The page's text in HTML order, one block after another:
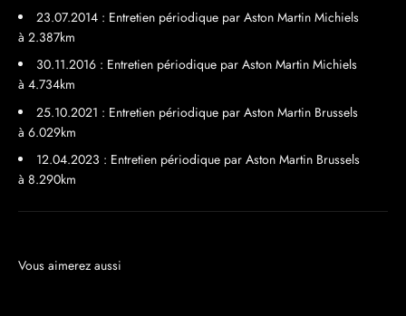
23.07.2014 : Entretien périodique par Aston Martin Michiels
à 2.387km
30.11.2016 : Entretien périodique par Aston Martin Michiels
à 4.734km
25.10.2021 : Entretien périodique par Aston Martin Brussels
à 6.029km
12.04.2023 : Entretien périodique par Aston Martin Brussels
à 8.290km